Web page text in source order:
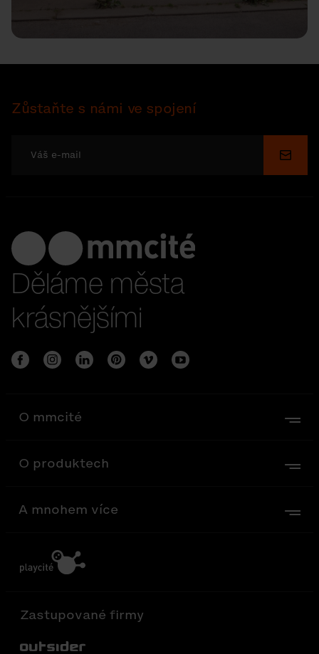
Zůstaňte s námi ve spojení
Děláme města
krásnějšími
O mmcité
O produktech
A mnohem více
Zastupované firmy
Out-Sider